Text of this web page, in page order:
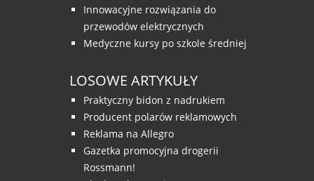
Innowacyjne rozwiązania do
przewodów elektrycznych
Medyczne kursy po szkole średniej
LOSOWE ARTYKUŁY
Praktyczny bidon z nadrukiem
Producent polarów reklamowych
Reklama na Allegro
Gazetka promocyjna drogerii
Rossmann!